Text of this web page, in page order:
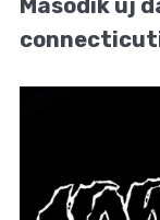
BLOG